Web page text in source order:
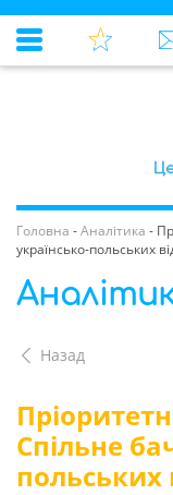
Головна -Аналітика -
українсько-польських
Назад
Спільне
польських